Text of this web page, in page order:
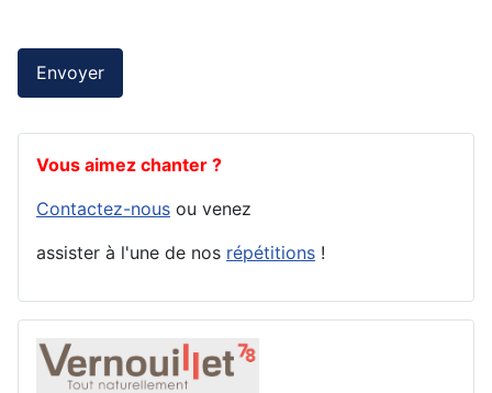
Envoyer
Vous aimez chanter ?
Contactez-nous ou venez
assister à l'une de nos répétitions !